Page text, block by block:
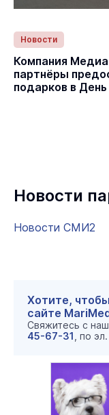
Новости
Компания
партнёры
подарков в
Новости
Новости СМИ2
Хотите,
сайте
Свяжитесь с
45-67-31 , по